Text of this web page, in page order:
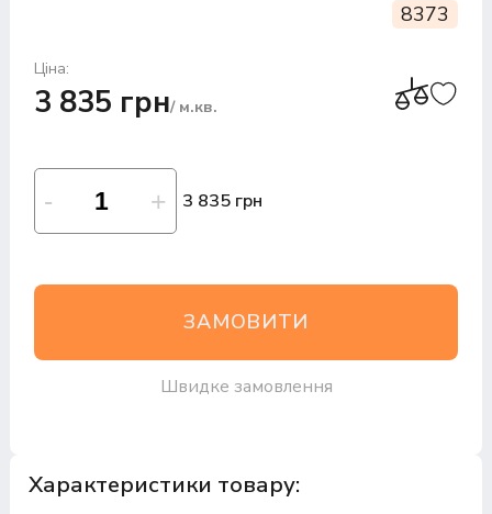
8373
Ціна:
3 835 грн/ м.кв.
3 835 грн
ЗАМОВИТИ
Швидке замовлення
Характеристики товару: